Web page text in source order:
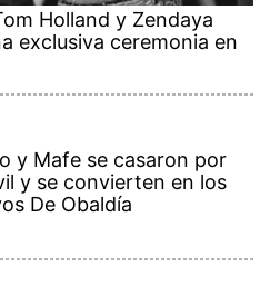
Holland y Zendaya
exclusiva ceremonia en
y Mafe se casaron por
y se convierten en los
De Obaldía